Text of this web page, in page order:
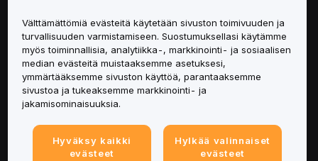
Palvelut
Tuki
Tuotteet
Lakiasiat
Välttämättömiä evästeitä käytetään sivuston toimivuuden ja
turvallisuuden varmistamiseen. Suostumuksellasi käytämme
myös toiminnallisia, analytiikka-, markkinointi- ja sosiaalisen
median evästeitä muistaaksemme asetuksesi,
ymmärtääksemme sivuston käyttöä, parantaaksemme
sivustoa ja tukeaksemme markkinointi- ja
jakamisominaisuuksia.
Hyväksy kaikki
evästeet
Hylkää valinnaiset
evästeet